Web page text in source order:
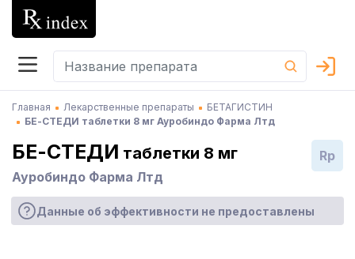
Главная Лекарственные препараты
БЕТАГИСТИН
БЕ-СТЕДИ таблетки 8 мг Ауробиндо Фарма Лтд
БЕ-СТЕДИ таблетки 8 мг
Ауробиндо Фарма Лтд
Rp
Данные об эффективности не предоставлены